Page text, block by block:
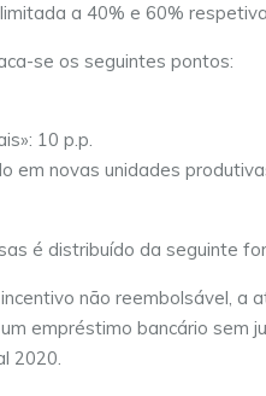
a 40% e 60%
se os seguintes pontos:
10 p.p.
em novas unidades
é distribuído da seguinte
não reembolsável, a
empréstimo bancário sem
2020.